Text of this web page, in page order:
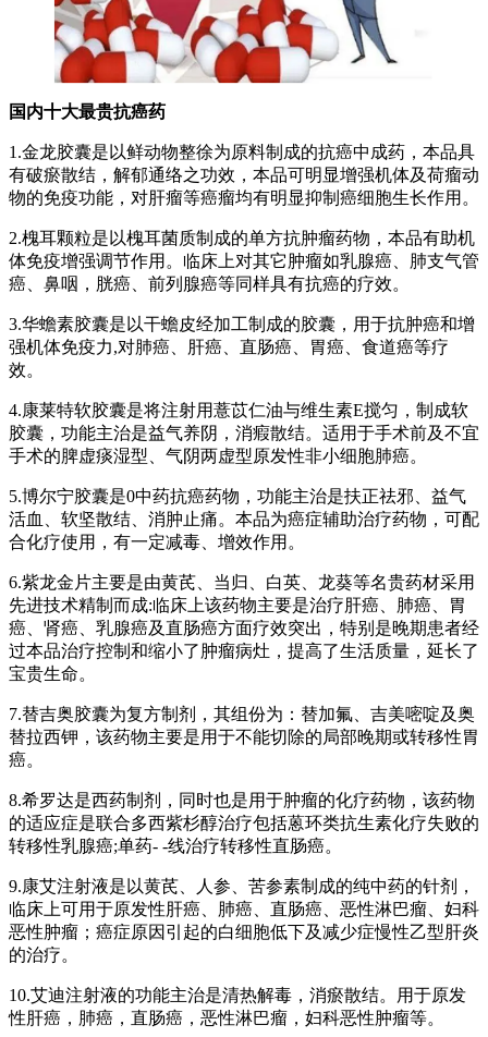
国内十大最贵抗癌药
1.金龙胶囊是以鲜动物整徐为原料制成的抗癌中成药，本品具
有破瘀散结，解郁通络之功效，本品可明显增强机体及荷瘤动
物的免疫功能，对肝瘤等癌瘤均有明显抑制癌细胞生长作用。
2.槐耳颗粒是以槐耳菌质制成的单方抗肿瘤药物，本品有助机
体免疫增强调节作用。临床上对其它肿瘤如乳腺癌、肺支气管
癌、鼻咽，胱癌、前列腺癌等同样具有抗癌的疗效。
3.华蟾素胶囊是以干蟾皮经加工制成的胶囊，用于抗肿癌和增
强机体免疫力,对肺癌、肝癌、直肠癌、胃癌、食道癌等疗
效。
4.康莱特软胶囊是将注射用薏苡仁油与维生素E搅匀，制成软
胶囊，功能主治是益气养阴，消瘕散结。适用于手术前及不宜
手术的脾虚痰湿型、气阴两虚型原发性非小细胞肺癌。
5.博尔宁胶囊是0中药抗癌药物，功能主治是扶正祛邪、益气
活血、软坚散结、消肿止痛。本品为癌症辅助治疗药物，可配
合化疗使用，有一定减毒、增效作用。
6.紫龙金片主要是由黄芪、当归、白英、龙葵等名贵药材采用
先进技术精制而成:临床上该药物主要是治疗肝癌、肺癌、胃
癌、肾癌、乳腺癌及直肠癌方面疗效突出，特别是晚期患者经
过本品治疗控制和缩小了肿瘤病灶，提高了生活质量，延长了
宝贵生命。
7.替吉奥胶囊为复方制剂，其组份为：替加氟、吉美嘧啶及奥
替拉西钾，该药物主要是用于不能切除的局部晚期或转移性胃
癌。
8.希罗达是西药制剂，同时也是用于肿瘤的化疗药物，该药物
的适应症是联合多西紫杉醇治疗包括蒽环类抗生素化疗失败的
转移性乳腺癌;单药- -线治疗转移性直肠癌。
9.康艾注射液是以黄芪、人参、苦参素制成的纯中药的针剂，
临床上可用于原发性肝癌、肺癌、直肠癌、恶性淋巴瘤、妇科
恶性肿瘤；癌症原因引起的白细胞低下及减少症慢性乙型肝炎
的治疗。
10.艾迪注射液的功能主治是清热解毒，消瘀散结。用于原发
性肝癌，肺癌，直肠癌，恶性淋巴瘤，妇科恶性肿瘤等。